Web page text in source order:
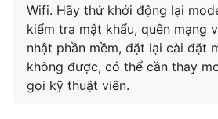
Wifi. Hãy thử khởi động lại
kiểm tra mật khẩu, quên mạng
nhật phần mềm, đặt lại cài đặt
không được, có thể cần thay
gọi kỹ thuật viên.